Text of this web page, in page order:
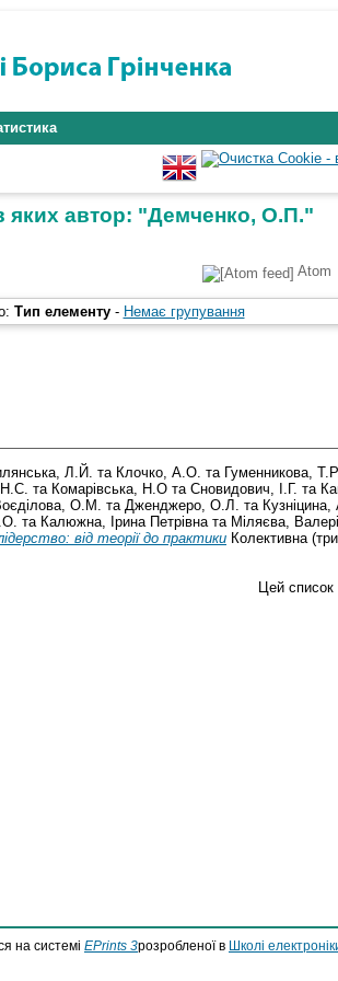
яких автор: "Демченко, О.П."
Atom
Тип елементу - Немає групування
Л.Й. та Клочко, А.О. та Гуменникова, Т.Р.
та Комарівська, Н.О та Сновидович, І.Г. та
О.М. та Дженджеро, О.Л. та Кузніцина,
та Калюжна, Ірина Петрівна та Міляєва,
від теорії до практики Колективна
Цей
на системі EPrints 3розробленої в Школі